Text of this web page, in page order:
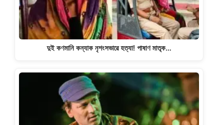
দুই কণমানি কন্যাক নৃশংসভাৱে হত্যা! পাষাণ মাতৃক…